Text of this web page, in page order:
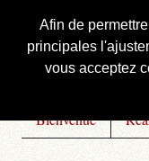
Afin de
principales
vous acceptez
Courbis,
Bienvenue